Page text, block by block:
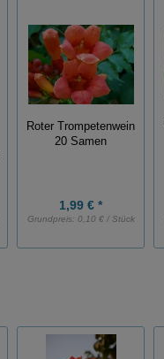
Roter Trompetenwein
20 Samen
1,99 € *
Grundpreis: 0,10 € / Stück